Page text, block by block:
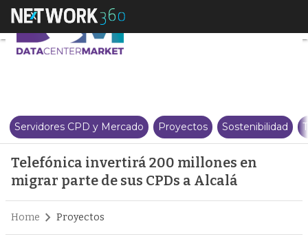
Telefónica invertirá 200
Servidores CPD y Mercado Proyectos Sostenibilidad
Telefónica invertirá 200 millones en
migrar parte de sus CPDs a Alcalá
Home Proyectos